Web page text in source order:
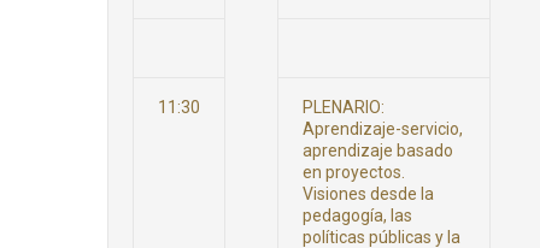
11:30
PLENARIO:
Aprendizaje-servicio,
aprendizaje basado
en proyectos.
Visiones desde la
pedagogía, las
políticas públicas y la